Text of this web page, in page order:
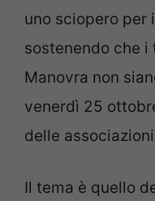
uno sciopero per
sostenendo che
Manovra non
venerdì 25
delle
Il tema è quello